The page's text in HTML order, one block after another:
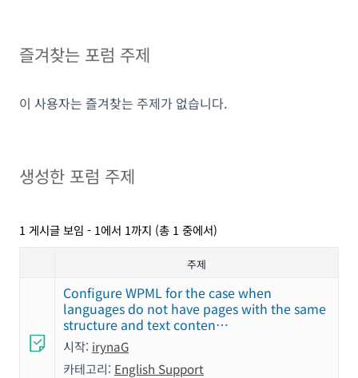
즐겨찾는 포럼 주제
이 사용자는 즐겨찾는 주제가 없습니다.
생성한 포럼 주제
1 게시글 보임 - 1에서 1까지 (총 1 중에서)
주제
Configure WPML for the case when
languages do not have pages with the same
structure and text conten…
시작: irynaG
카테고리: English Support